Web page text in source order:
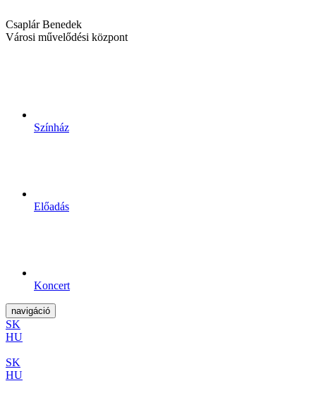
Csaplár Benedek
Városi művelődési központ
Színház
Előadás
Koncert
navigáció
SK
HU
SK
HU